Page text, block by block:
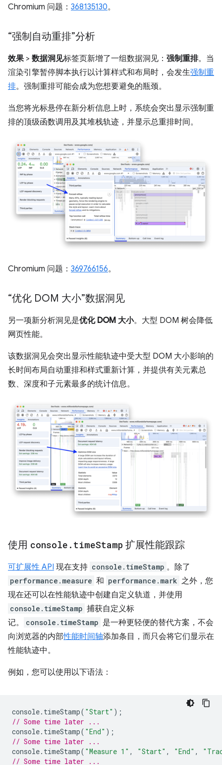
Chromium 问题： 368135130。
“强制自动重排”分析
效果 > 数据洞见标签页新增了一组数据洞见： 强制重排。当
渲染引擎暂停脚本执行以计算样式和布局时，会发生强制重
排。强制重排可能会成为您想要避免的瓶颈。
当您将光标悬停在新分析信息上时，系统会突出显示强制重
排的顶级函数调用及其堆栈轨迹，并显示总重排时间。
Chromium 问题： 369766156。
“优化 DOM 大小”数据洞见
另一项新分析洞见是优化 DOM 大小。大型 DOM 树会降低
网页性能。
该数据洞见会突出显示性能轨迹中受大型 DOM 大小影响的
长时间布局自动重排和样式重新计算，并提供有关元素总
数、深度和子元素最多的统计信息。
使用 console . timeStamp 扩展性能跟踪
可扩展性 API 现在支持 console.timeStamp 。除了
performance.measure 和 performance.mark 之外，您
现在还可以在性能轨迹中创建自定义轨道，并使用
console.timeStamp 捕获自定义标
记。
console.timeStamp 是一种更轻便的替代方案，不会
向浏览器的内部性能时间轴添加条目，而只会将它们显示在
性能轨迹中。
例如，您可以使用以下语法：
console. timeStamp( "Start" );
// Some time later ...
console. timeStamp( "End" );
// Some time later ...
console. timeStamp( "Measure 1" , "Start" , "End" ,
// Some time later ...